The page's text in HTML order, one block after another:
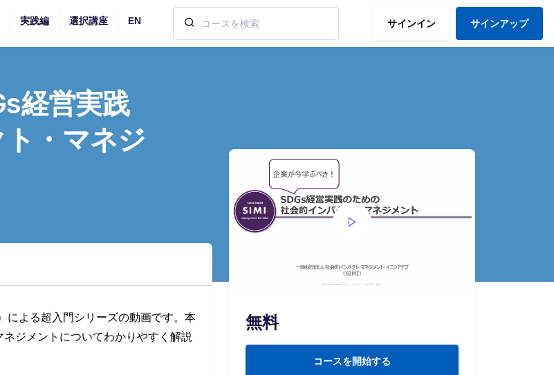
実践編 選択講座 EN サインイン サインアップ
経営実践
・マネジ
無料
コースを開始する
による超入門シリーズの動画です。本
ジメントについてわかりやすく解説